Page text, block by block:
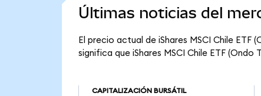
Últimas noticias del
El precio actual de iShares MSCI Chile ETF
significa que iShares MSCI Chile ETF
CAPITALIZACIÓN BURSÁTIL